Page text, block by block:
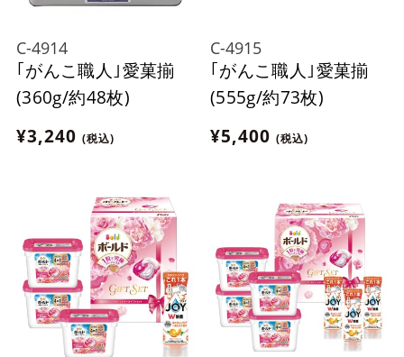
C-4914
｢がんこ職人｣愛菓揃
(360g/約48枚)
¥3,240 (税込)
C-4915
｢がんこ職人｣愛菓揃
(555g/約73枚)
¥5,400 (税込)